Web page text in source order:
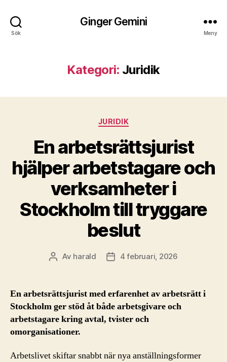
Sök
Ginger Gemini
Meny
Kategori: Juridik
Kategorier
JURIDIK
En arbetsrättsjurist
hjälper arbetstagare och
verksamheter i
Stockholm till tryggare
beslut
Inläggsförfattare
Av harald Inläggsdatum
4 februari, 2026
En arbetsrättsjurist med erfarenhet av arbetsrätt i
Stockholm ger stöd åt både arbetsgivare och
arbetstagare kring avtal, tvister och
omorganisationer.
Arbetslivet skiftar snabbt när nya anställningsformer